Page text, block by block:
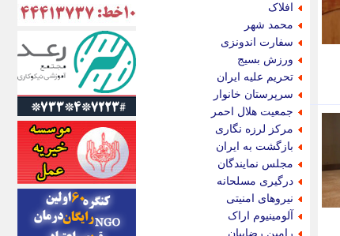
افلاک
محمد شهر
سفارت اندونزی
ورزش بسیج
تحریم علیه ایران
سرپرستان خانوار
جمعیت هلال احمر
مرکز لرزه نگاری
بازگشت به ایران
مجلس نمایندگان
درگیری مسلحانه
نیروهای امنیتی
آلومینیوم اراک
رامین رضاییان
ایران زندگی
ایران فوری
ایرانی روز
ایرانیتال
ایرنا
ایسکانیوز
ایسنا
ایکنا
ایلنا
اینتیتر
ایونا نیوز
بازتاب آنلاین
باشگاه خبرنگاران